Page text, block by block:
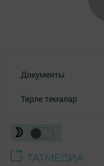
Документы
Төрле темалар